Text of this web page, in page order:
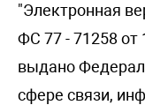
"Электронная
ФС 77 - 71258 от
выдано
сфере связи,